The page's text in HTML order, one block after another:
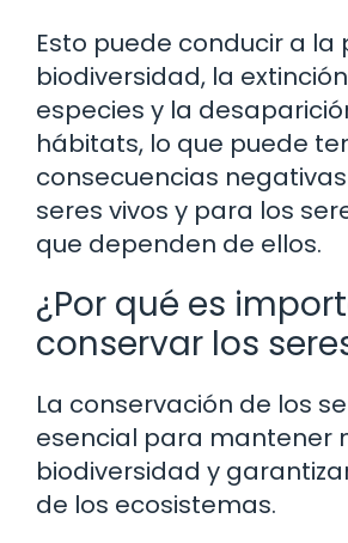
Esto puede conducir a la
biodiversidad, la
especies y la
hábitats, lo que puede
consecuencias
seres vivos y para los
que dependen de ellos.
¿Por qué es
conservar los
La conservación de los
esencial para mantener
biodiversidad y
de los ecosistemas.